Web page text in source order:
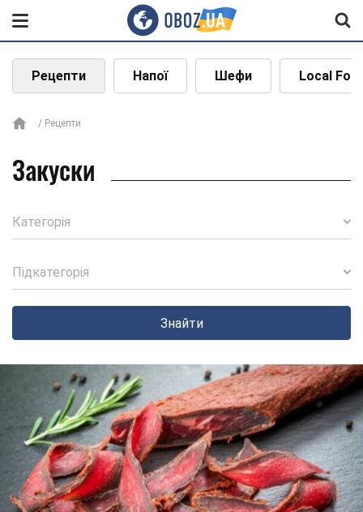
Рецепти Напої Шефи Local
Рецепти
Закуски
Категорія
Підкатегорія
Знайти